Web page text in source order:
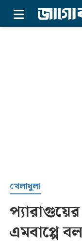
সর্বশেষ
খেলাধুলা
এমবাপ্পে